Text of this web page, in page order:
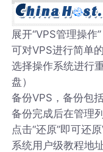
展开“VPS管理操作”
可对VPS进行简单
选择操作系统进行
盘）
备份VPS，备份包
备份完成后在管理
点击“还原”即可还
系统用户级教程地